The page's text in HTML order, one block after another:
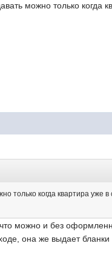
можно только когда
только когда квартира уже
можно и без
она же выдает